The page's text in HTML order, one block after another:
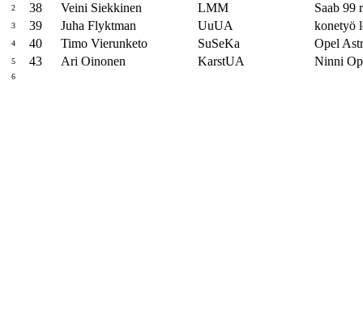
2 38 Veini Siekkinen LMM Saab 99
3 39 Juha Flyktman UuUA konetyö
4 40 Timo Vierunketo SuSeKa Opel
5 43 Ari Oinonen KarstUA Ninni
6